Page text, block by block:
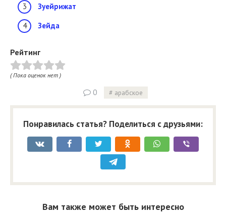
Зуейрижат
Зейда
Рейтинг
( Пока оценок нет )
0 арабское
Понравилась статья? Поделиться с друзьями:
Вам также может быть интересно